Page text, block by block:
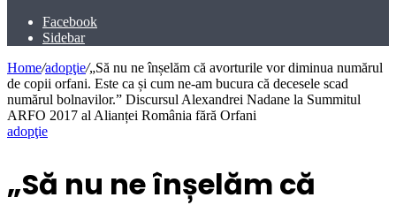
Facebook
Sidebar
Home/adopţie/„Să nu ne înșelăm că avorturile vor diminua numărul
de copii orfani. Este ca și cum ne-am bucura că decesele scad
numărul bolnavilor.” Discursul Alexandrei Nadane la Summitul
ARFO 2017 al Alianței România fără Orfani
adopţie
„Să nu ne înșelăm că